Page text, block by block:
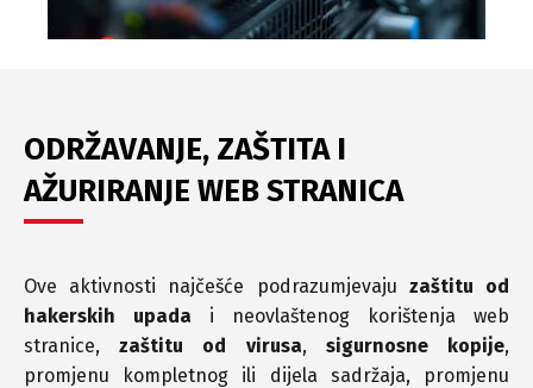
ODRŽAVANJE, ZAŠTITA I
AŽURIRANJE WEB STRANICA
Ove aktivnosti najčešće podrazumjevaju zaštitu od
hakerskih upada i neovlaštenog korištenja web
stranice,zaštitu od virusa, sigurnosne kopije,
promjenu kompletnog ili dijela sadržaja, promjenu